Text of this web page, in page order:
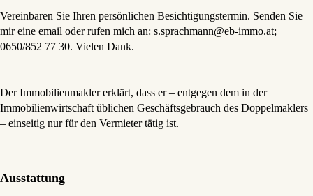
Vereinbaren Sie Ihren persönlichen Besichtigungstermin. Senden Sie
mir eine email oder rufen mich an: s.sprachmann@eb-immo.at;
0650/852 77 30. Vielen Dank.
Der Immobilienmakler erklärt, dass er – entgegen dem in der
Immobilienwirtschaft üblichen Geschäftsgebrauch des Doppelmaklers
– einseitig nur für den Vermieter tätig ist.
Ausstattung